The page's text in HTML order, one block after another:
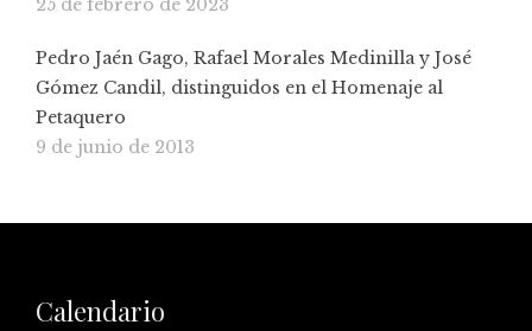
25 de febrero de 2023
Pedro Jaén Gago, Rafael Morales Medinilla y José
Gómez Candil, distinguidos en el Homenaje al
Petaquero
9 de junio de 2013
Calendario